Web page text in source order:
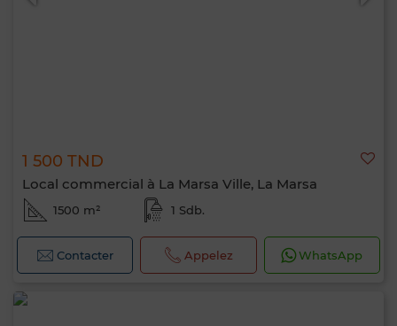
1 500 TND
Local commercial à La Marsa Ville, La Marsa
1500 m² 1 Sdb.
Contacter Appelez WhatsApp